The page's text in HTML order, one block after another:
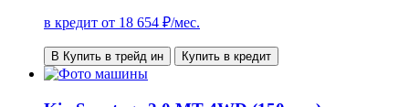
в кредит от 18 654 ₽/мес.
В Купить в трейд ин Купить в кредит